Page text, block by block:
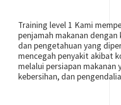
Training level 1 Kami
penjamah makanan
dan pengetahuan yang
mencegah penyakit akibat
melalui persiapan makanan
kebersihan, dan